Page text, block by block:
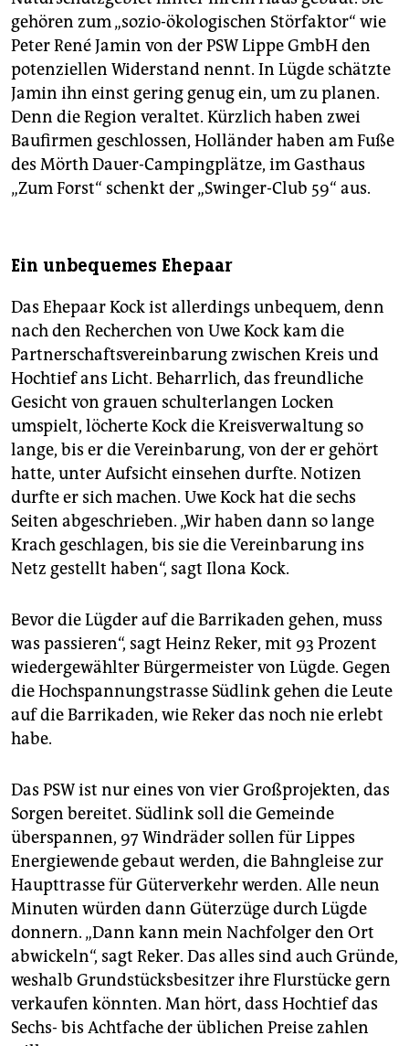
gehören zum „sozio-ökologischen Störfaktor“ wie
Peter René Jamin von der PSW Lippe GmbH den
potenziellen Widerstand nennt. In Lügde schätzte
Jamin ihn einst gering genug ein, um zu planen.
Denn die Region veraltet. Kürzlich haben zwei
Baufirmen geschlossen, Holländer haben am Fuße
des Mörth Dauer-Campingplätze, im Gasthaus
„Zum Forst“ schenkt der „Swinger-Club 59“ aus.
Ein unbequemes Ehepaar
Das Ehepaar Kock ist allerdings unbequem, denn
nach den Recherchen von Uwe Kock kam die
Partnerschaftsvereinbarung zwischen Kreis und
Hochtief ans Licht. Beharrlich, das freundliche
Gesicht von grauen schulterlangen Locken
umspielt, löcherte Kock die Kreisverwaltung so
lange, bis er die Vereinbarung, von der er gehört
hatte, unter Aufsicht einsehen durfte. Notizen
durfte er sich machen. Uwe Kock hat die sechs
Seiten abgeschrieben. „Wir haben dann so lange
Krach geschlagen, bis sie die Vereinbarung ins
Netz gestellt haben“, sagt Ilona Kock.
Bevor die Lügder auf die Barrikaden gehen, muss
was passieren“, sagt Heinz Reker, mit 93 Prozent
wiedergewählter Bürgermeister von Lügde. Gegen
die Hochspannungstrasse Südlink gehen die Leute
auf die Barrikaden, wie Reker das noch nie erlebt
habe.
Das PSW ist nur eines von vier Großprojekten, das
Sorgen bereitet. Südlink soll die Gemeinde
überspannen, 97 Windräder sollen für Lippes
Energiewende gebaut werden, die Bahngleise zur
Haupttrasse für Güterverkehr werden. Alle neun
Minuten würden dann Güterzüge durch Lügde
donnern. „Dann kann mein Nachfolger den Ort
abwickeln“, sagt Reker. Das alles sind auch Gründe,
weshalb Grundstücksbesitzer ihre Flurstücke gern
verkaufen könnten. Man hört, dass Hochtief das
Sechs- bis Achtfache der üblichen Preise zahlen